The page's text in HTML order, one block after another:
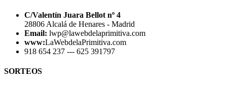
C/Valentín Juara Bellot nº 4
28806 Alcalá de Henares - Madrid
Email: lwp@lawebdelaprimitiva.com
www:LaWebdelaPrimitiva.com
918 654 237 --- 625 391797
SORTEOS